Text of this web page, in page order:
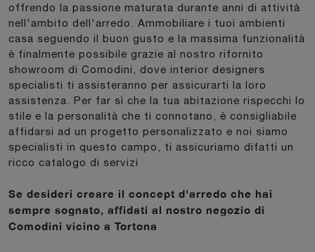
offrendo la passione maturata durante anni di attività
nell'ambito dell'arredo. Ammobiliare i tuoi ambienti
casa seguendo il buon gusto e la massima funzionalità
è finalmente possibile grazie al nostro rifornito
showroom di Comodini, dove interior designers
specialisti ti assisteranno per assicurarti la loro
assistenza. Per far sì che la tua abitazione rispecchi lo
stile e la personalità che ti connotano, è consigliabile
affidarsi ad un progetto personalizzato e noi siamo
specialisti in questo campo, ti assicuriamo difatti un
ricco catalogo di servizi
Se desideri creare il concept d'arredo che hai
sempre sognato, affidati al nostro negozio di
Comodini vicino a Tortona